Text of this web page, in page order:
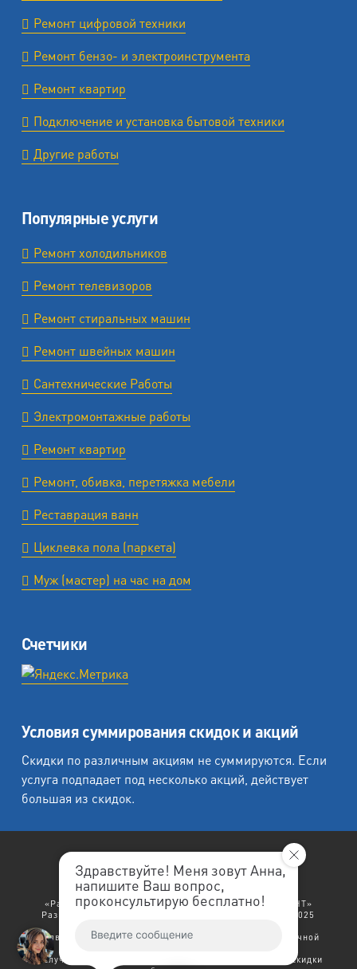
Здравствуйте! Меня зовут Анна,
напишите Ваш вопрос,
проконсультирую бесплатно!
Ремонт цифровой техники
Ремонт бензо- и электроинструмента
Ремонт квартир
Подключение и установка бытовой техники
Другие работы
Популярные услуги
Ремонт холодильников
Ремонт телевизоров
Ремонт стиральных машин
Ремонт швейных машин
Сантехнические Работы
Электромонтажные работы
Ремонт квартир
Ремонт, обивка, перетяжка мебели
Реставрация ванн
Циклевка пола (паркета)
Муж (мастер) на час на дом
Счетчики
Условия суммирования скидок и акций
Скидки по различным акциям не суммируются. Если
услуга подпадает под несколько акций, действует
большая из скидок.
«Любеция - студия печати на холсте».
«Рафаэль студия печати», «Ленремонт», «ЛЕНРЕМОНТ»
Разработка сайта: "
". Copyright © 1998-2025
Заявленный выше текст не является договором публичной
В случае возникновения права на несколько скидок - скидки